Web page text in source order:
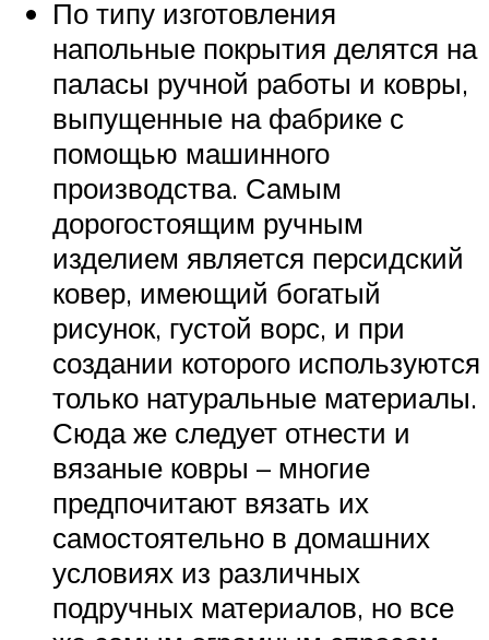
По типу изготовления
напольные покрытия делятся на
паласы ручной работы и ковры,
выпущенные на фабрике с
помощью машинного
производства. Самым
дорогостоящим ручным
изделием является персидский
ковер, имеющий богатый
рисунок, густой ворс, и при
создании которого используются
только натуральные материалы.
Сюда же следует отнести и
вязаные ковры – многие
предпочитают вязать их
самостоятельно в домашних
условиях из различных
подручных материалов, но все